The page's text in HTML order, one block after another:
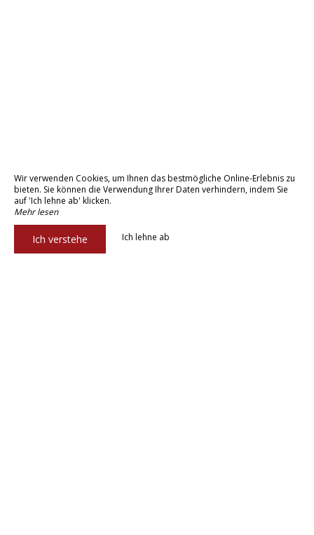
Wir verwenden Cookies, um Ihnen das bestmögliche Online-Erlebnis zu
bieten. Sie können die Verwendung Ihrer Daten verhindern, indem Sie
auf 'Ich lehne ab' klicken.
Mehr lesen
Ich verstehe Ich lehne ab